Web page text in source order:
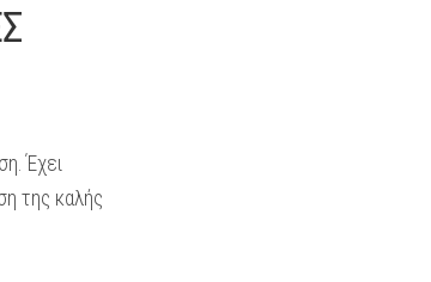
Έχει
της καλής